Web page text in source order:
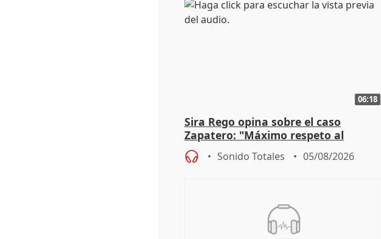
06:18
Sira Rego opina sobre el caso
Zapatero: "Máximo respeto al
proceso judicial"
Sonido Totales 05/08/2026